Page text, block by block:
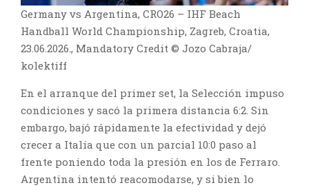
Germany vs Argentina, CRO26 – IHF Beach
Handball World Championship, Zagreb, Croatia,
23.06.2026., Mandatory Credit © Jozo Cabraja/
kolektiff
En el arranque del primer set, la Selección impuso
condiciones y sacó la primera distancia 6:2. Sin
embargo, bajó rápidamente la efectividad y dejó
crecer a Italia que con un parcial 10:0 paso al
frente poniendo toda la presión en los de Ferraro.
Argentina intentó reacomodarse, y si bien lo